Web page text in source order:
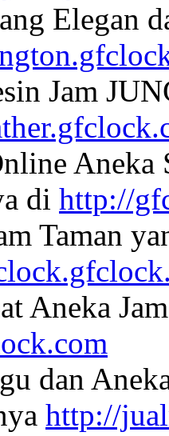
Elegan
Jam
Aneka
di http://
Taman
Aneka
dan
http://